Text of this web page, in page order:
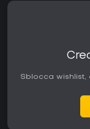
Sblocca wishlist,